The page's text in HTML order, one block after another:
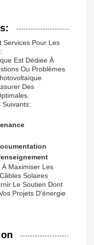
Services Pour Les
Est Dédiée À
Ou Problèmes
Des
Suivants:
À Maximiser Les
Solaires
Le Soutien Dont
Projets D'énergie